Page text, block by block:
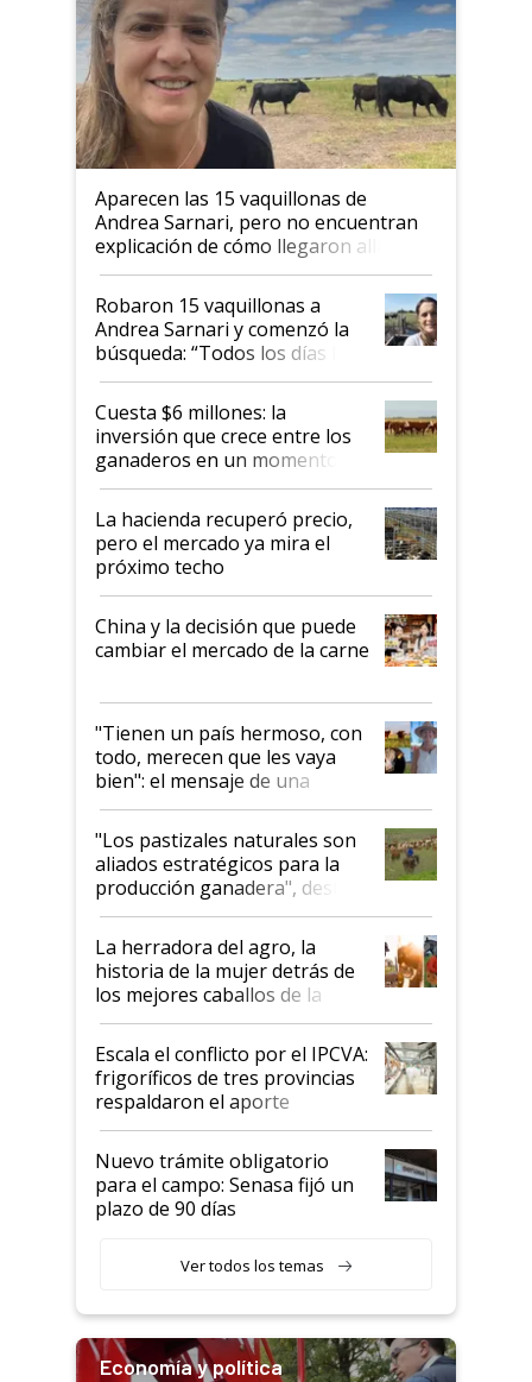
Aparecen las 15 vaquillonas de
Andrea Sarnari, pero no encuentran
explicación de cómo llegaron allí
Robaron 15 vaquillonas a
Andrea Sarnari y comenzó la
búsqueda: “Todos los días le
toca a algún productor”
Cuesta $6 millones: la
inversión que crece entre los
ganaderos en un momento
histórico para la actividad
La hacienda recuperó precio,
pero el mercado ya mira el
próximo techo
China y la decisión que puede
cambiar el mercado de la carne
"Tienen un país hermoso, con
todo, merecen que les vaya
bien": el mensaje de una
ganadera uruguaya sobre las
oportunidades que se abren
para el agro en Argentina, con
foco en la carne
"Los pastizales naturales son
aliados estratégicos para la
producción ganadera", destaca
la iniciativa que ya reúne a 46
establecimientos en Argentina
La herradora del agro, la
historia de la mujer detrás de
los mejores caballos de la
Argentina y los mitos que
todavía hacen sufrir a estos
animales: "Mientras me
descalificaban, yo seguí
haciendo currículum"
Escala el conflicto por el IPCVA:
frigoríficos de tres provincias
respaldaron el aporte
obligatorio
Nuevo trámite obligatorio
para el campo: Senasa fijó un
plazo de 90 días
Ver todos los temas
Economía y política